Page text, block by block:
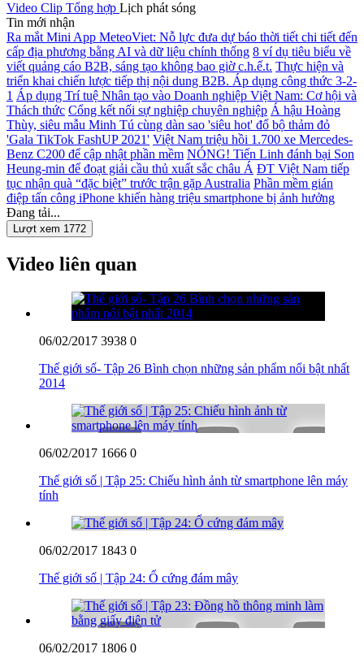
Video Clip Tổng hợp Lịch phát sóng
Tin mới nhận
Ra mắt Mini App MeteoViet: Nỗ lực đưa dự báo thời tiết chi tiết đến
cấp địa phương bằng AI và dữ liệu chính thống 8 ví dụ tiêu biểu về
viết quảng cáo B2B, sáng tạo không bao giờ c.h.ế.t. Thực hiện và
triển khai chiến lược tiếp thị nội dung B2B. Áp dụng công thức 3-2-
1 Áp dụng Trí tuệ Nhân tạo vào Doanh nghiệp Việt Nam: Cơ hội và
Thách thức Cổng kết nối sự nghiệp chuyên nghiệp Á hậu Hoàng
Thùy, siêu mẫu Minh Tú cùng dàn sao 'siêu hot' đổ bộ thảm đỏ
'Gala TikTok FashUP 2021' Việt Nam triệu hồi 1.700 xe Mercedes-
Benz C200 để cập nhật phần mềm NÓNG! Tiến Linh đánh bại Son
Heung-min để đoạt giải cầu thủ xuất sắc châu Á ĐT Việt Nam tiếp
tục nhận quà “đặc biệt” trước trận gặp Australia Phần mềm gián
điệp tấn công iPhone khiến hàng triệu smartphone bị ảnh hưởng
Đang tải...
Lượt xem 1772
Video liên quan
06/02/2017 3938 0
Thế giới số- Tập 26 Bình chọn những sản phẩm nổi bật nhất
2014
06/02/2017 1666 0
Thế giới số | Tập 25: Chiếu hình ảnh từ smartphone lên máy
tính
06/02/2017 1843 0
Thế giới số | Tập 24: Ổ cứng đám mây
06/02/2017 1806 0